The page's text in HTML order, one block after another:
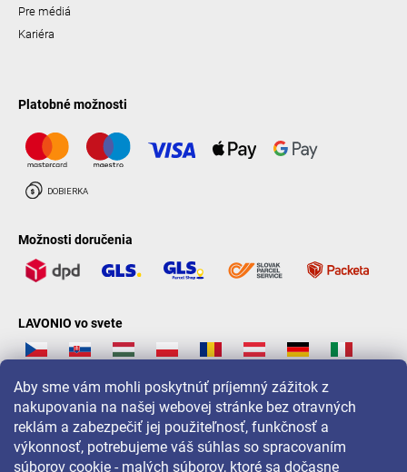
Aby sme vám mohli poskytnúť príjemný zážitok z
nakupovania na našej webovej stránke bez otravných
reklám a zabezpečiť jej použiteľnosť, funkčnosť a
výkonnosť, potrebujeme váš súhlas so spracovaním
súborov cookie - malých súborov, ktoré sa dočasne
Pre médiá
Kariéra
Platobné možnosti
Možnosti doručenia
LAVONIO vo svete
Pre akcie, súťaže a zľavy nás sledujte na: